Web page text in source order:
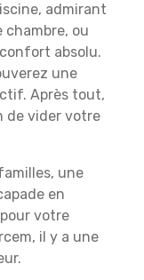
admirant
ou
absolu.
une
Après tout,
de vider votre
une
en
votre
il y a une